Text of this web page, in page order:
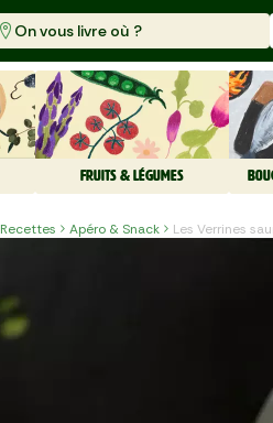
On vous livre où ?
FRUITS & LÉGUMES
Recettes Apéro & Snack
Les Verrines